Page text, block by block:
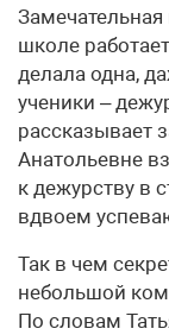
школе
делала одна,
ученики –
рассказывает
Анатольевне
к дежурству в
вдвоем
Так в чем
небольшой
По словам